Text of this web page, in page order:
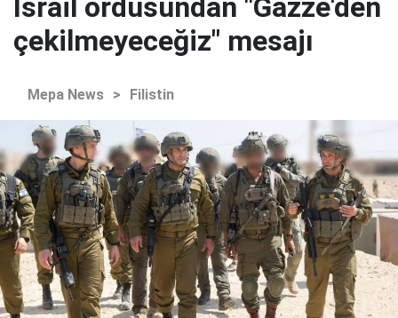
İsrail ordusundan "Gazze'den
çekilmeyeceğiz" mesajı
Mepa News > Filistin